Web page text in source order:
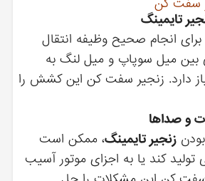
سفت کن
تایمینگ
انجام صحیح وظیفه انتقال
بین میل‌ سوپاپ و میل‌ لنگ به
دارد. زنجیر سفت کن این کشش را
و صداها
زنجیر تایمینگ، ممکن است
کند یا به اجزای موتور آسیب